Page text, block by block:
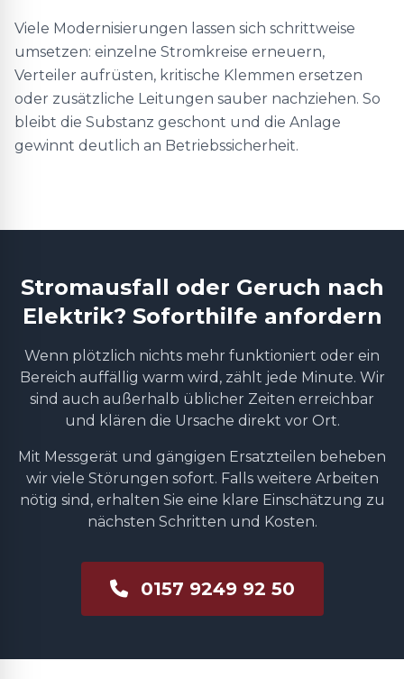
Viele Modernisierungen lassen sich schrittweise
umsetzen: einzelne Stromkreise erneuern,
Verteiler aufrüsten, kritische Klemmen ersetzen
oder zusätzliche Leitungen sauber nachziehen. So
bleibt die Substanz geschont und die Anlage
gewinnt deutlich an Betriebssicherheit.
Stromausfall oder Geruch nach
Elektrik? Soforthilfe anfordern
Wenn plötzlich nichts mehr funktioniert oder ein
Bereich auffällig warm wird, zählt jede Minute. Wir
sind auch außerhalb üblicher Zeiten erreichbar
und klären die Ursache direkt vor Ort.
Mit Messgerät und gängigen Ersatzteilen beheben
wir viele Störungen sofort. Falls weitere Arbeiten
nötig sind, erhalten Sie eine klare Einschätzung zu
nächsten Schritten und Kosten.
0157 9249 92 50